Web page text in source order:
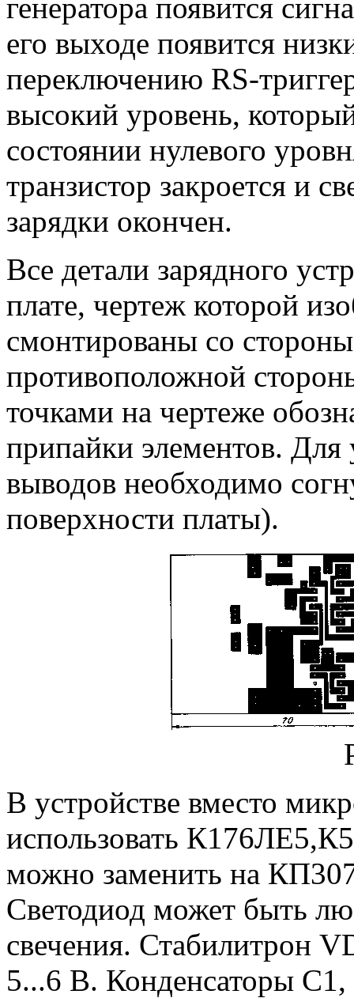
генератора появится
его выходе появится
переключению RS-
высокий уровень,
состоянии нулевого
транзистор закроется и
зарядки окончен.
Все детали зарядного
плате, чертеж которой
смонтированы со
противоположной
точками на чертеже
припайки элементов.
выводов необходимо
поверхности платы).
В устройстве вместо
использовать
можно заменить на
Светодиод может быть
свечения. Стабилитрон
5...6 В. Конденсаторы